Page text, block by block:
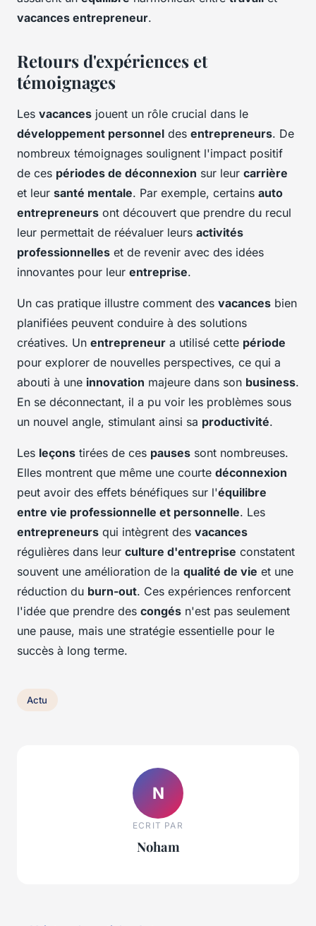
vacances entrepreneur.
Retours d'expériences et
témoignages
Les vacances jouent un rôle crucial dans le
développement personnel des entrepreneurs. De
nombreux témoignages soulignent l'impact positif
de ces périodes de déconnexion sur leur carrière
et leur santé mentale. Par exemple, certains auto
entrepreneurs ont découvert que prendre du recul
leur permettait de réévaluer leurs activités
professionnelles et de revenir avec des idées
innovantes pour leur entreprise.
Un cas pratique illustre comment des vacances bien
planifiées peuvent conduire à des solutions
créatives. Un entrepreneur a utilisé cette période
pour explorer de nouvelles perspectives, ce qui a
abouti à une innovation majeure dans son business.
En se déconnectant, il a pu voir les problèmes sous
un nouvel angle, stimulant ainsi sa productivité.
Les leçons tirées de ces pauses sont nombreuses.
Elles montrent que même une courte déconnexion
peut avoir des effets bénéfiques sur l'équilibre
entre vie professionnelle et personnelle. Les
entrepreneurs qui intègrent des vacances
régulières dans leur culture d'entreprise constatent
souvent une amélioration de la qualité de vie et une
réduction du burn-out. Ces expériences renforcent
l'idée que prendre des congés n'est pas seulement
une pause, mais une stratégie essentielle pour le
succès à long terme.
Actu
N
ECRIT PAR
Noham